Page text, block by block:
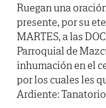
Ruegan una
presente, por su
MARTES, a las
Parroquial de
inhumación en el
por los cuales les
Ardiente: Tanatorio